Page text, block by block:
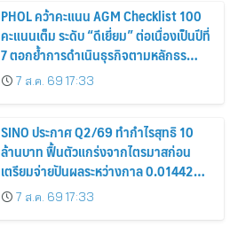
PHOL คว้าคะแนน AGM Checklist 100
คะแนนเต็ม ระดับ “ดีเยี่ยม” ต่อเนื่องเป็นปีที่
7 ตอกย้ำการดำเนินธุรกิจตามหลักธร
รมาภิบาล โปร่งใส สร้างความเชื่อมั่นผู้ถือ
หุ้น
7 ส.ค. 69 17:33
SINO ประกาศ Q2/69 ทำกำไรสุทธิ 10
ล้านบาท ฟื้นตัวแกร่งจากไตรมาสก่อน
เตรียมจ่ายปันผลระหว่างกาล 0.014423
บาทต่อหุ้น ครึ่งปีหลังมุ่งเติบโตต่อเนื่อง
7 ส.ค. 69 17:33